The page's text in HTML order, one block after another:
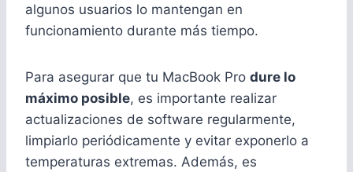
algunos usuarios lo mantengan en
funcionamiento durante más tiempo.
Para asegurar que tu MacBook Pro dure lo
máximo posible, es importante realizar
actualizaciones de software regularmente,
limpiarlo periódicamente y evitar exponerlo a
temperaturas extremas. Además, es